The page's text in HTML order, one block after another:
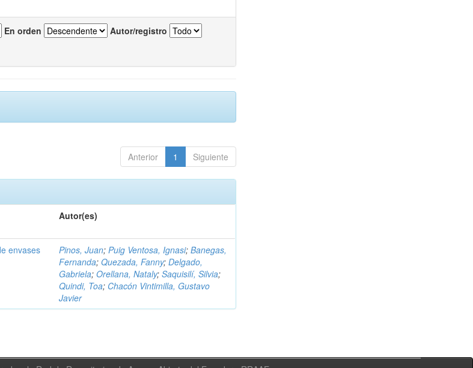
En orden Autor/registro
Anterior 1 Siguiente
Autor(es)
envases
Pinos, Juan;Puig Ventosa, Ignasi;Banegas,
Fernanda;Quezada, Fanny;Delgado,
Gabriela;Orellana, Nataly;Saquisilí, Silvia;
Quindi, Toa; Chacón Vintimilla, Gustavo
Javier